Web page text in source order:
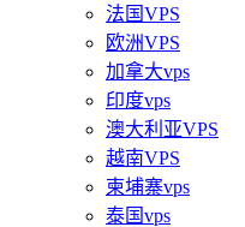
法国VPS
欧洲VPS
加拿大vps
印度vps
澳大利亚VPS
越南VPS
柬埔寨vps
泰国vps